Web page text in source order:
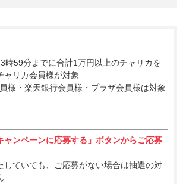
時59分までに合計1万円以上のチャリカを
ャリカ会員様が対象
様・楽天銀行会員様・プラザ会員様は対象
ャンペーンに応募する」ボタンからご応募
ていても、ご応募がない場合は抽選の対